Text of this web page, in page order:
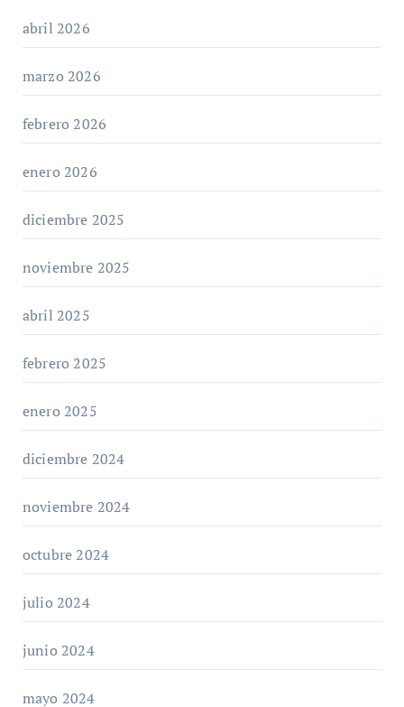
abril 2026
marzo 2026
febrero 2026
enero 2026
diciembre 2025
noviembre 2025
abril 2025
febrero 2025
enero 2025
diciembre 2024
noviembre 2024
octubre 2024
julio 2024
junio 2024
mayo 2024